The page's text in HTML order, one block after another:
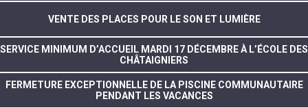
VENTE DES PLACES POUR LE SON ET LUMIÈRE
SERVICE MINIMUM D’ACCUEIL MARDI 17 DÉCEMBRE À L’ÉCOLE DES
CHÂTAIGNIERS
FERMETURE EXCEPTIONNELLE DE LA PISCINE COMMUNAUTAIRE
PENDANT LES VACANCES